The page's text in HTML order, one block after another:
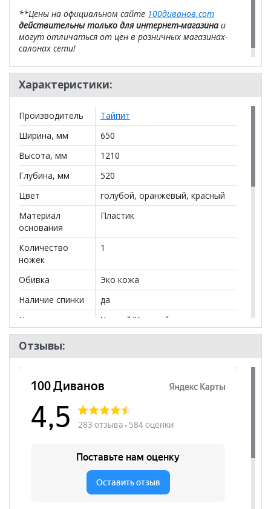
**Цены на официальном сайте 100диванов.com
действительны только для интернет-магазинаи
могут отличаться от цен в розничных магазинах-
салонах сети!
Характеристики:
Производитель
Тайпит
Ширина, мм
650
Высота, мм
1210
Глубина, мм
520
Цвет
голубой, оранжевый, красный
Материал
основания
Пластик
Количество
ножек
1
Обивка
Эко кожа
Наличие спинки
да
Цвет сидения
Черный/Красный
Нагрузка
Назначение
для геймеров
Высота
посадочного
места, мм
Наличие
да
Регулировка по
да
да
Отзывы: